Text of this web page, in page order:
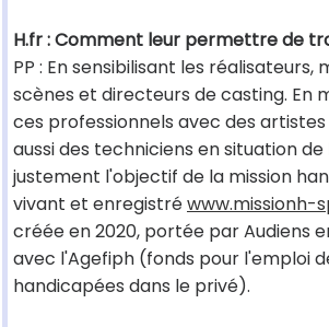
H.fr : Comment leur permettre de
PP : En sensibilisant les réalisateurs,
scènes et directeurs de casting. En
ces professionnels avec des
aussi des techniciens en situation
justement l'objectif de la mission
vivant et enregistréwww.missionh-
créée en 2020, portée par Audiens
avec l'Agefiph (fonds pour l'emploi
handicapées dans le privé).